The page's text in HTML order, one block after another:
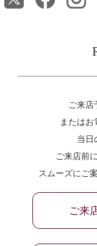
ご来店
またはお
当日
ご来店前
スムーズにご
ご来